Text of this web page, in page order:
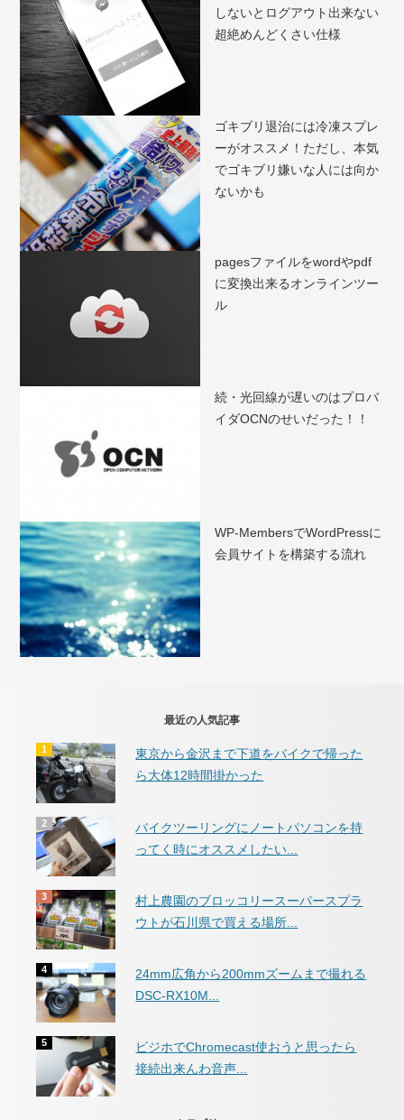
しないとログアウト出来ない
超絶めんどくさい仕様
ゴキブリ退治には冷凍スプレ
ーがオススメ！ただし、本気
でゴキブリ嫌いな人には向か
ないかも
pagesファイルをwordやpdf
に変換出来るオンラインツー
ル
続・光回線が遅いのはプロバ
イダOCNのせいだった！！
WP-MembersでWordPressに
会員サイトを構築する流れ
最近の人気記事
東京から金沢まで下道をバイクで帰った
ら大体12時間掛かった
バイクツーリングにノートパソコンを持
ってく時にオススメしたい...
村上農園のブロッコリースーパースプラ
ウトが石川県で買える場所...
24mm広角から200mmズームまで撮れる
DSC-RX10M...
ビジホでChromecast使おうと思ったら
接続出来んわ音声...